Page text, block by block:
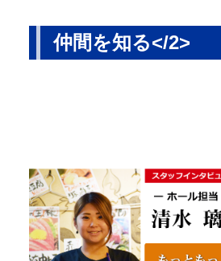
仲間を知る</2>